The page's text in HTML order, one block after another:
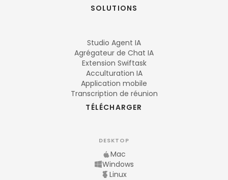
SOLUTIONS
Studio Agent IA
Agrégateur de Chat IA
Extension Swiftask
Acculturation IA
Application mobile
Transcription de réunion
TÉLÉCHARGER
DESKTOP
Mac
Windows
Linux